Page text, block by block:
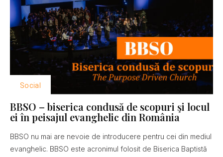
Social
BBSO – biserica condusă de scopuri şi locul
ei în peisajul evanghelic din România
BBSO nu mai are nevoie de introducere pentru cei din mediul
evanghelic. BBSO este acronimul folosit de Biserica Baptistă